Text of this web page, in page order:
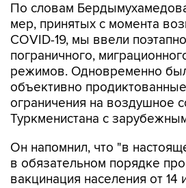
По словам
мер, принятых с момента
COVID-19, мы ввели
пограничного,
режимов. Одновременно
объективно
ограничения на воздушное
Туркменистана с
Он напомнил, что "в
в обязательном порядке
вакцинация населения от 14